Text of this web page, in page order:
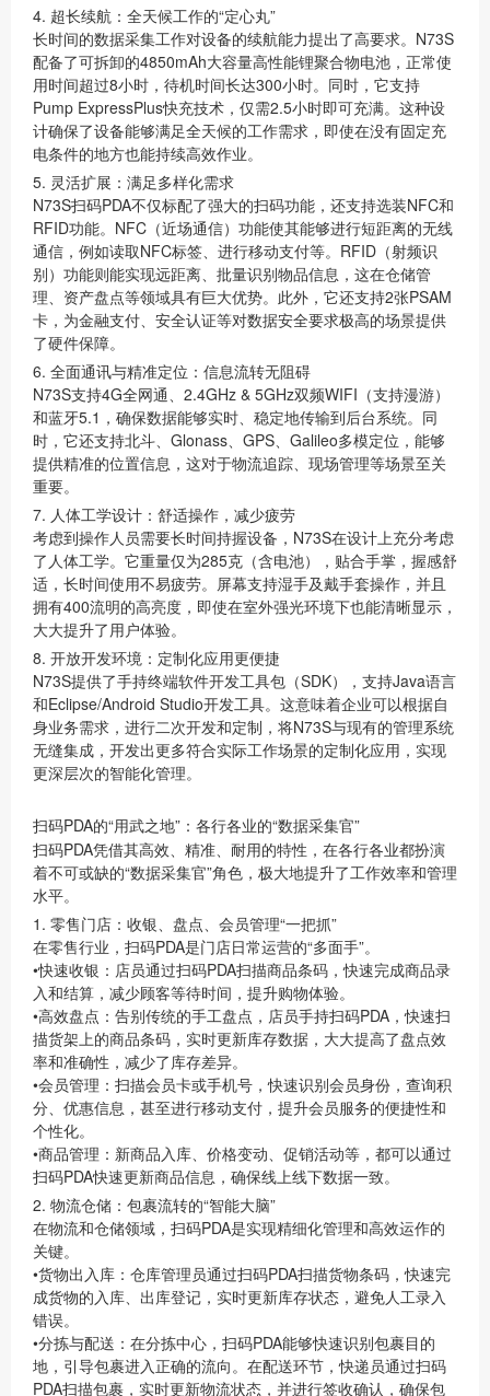
4. 超长续航：全天候工作的“定心丸”
长时间的数据采集工作对设备的续航能力提出了高要求。N73S
配备了可拆卸的4850mAh大容量高性能锂聚合物电池 ，正常使
用时间超过8小时，待机时间长达300小时。同时，它支持
Pump ExpressPlus快充技术 ，仅需2.5小时即可充满。这种设
计确保了设备能够满足全天候的工作需求，即使在没有固定充
电条件的地方也能持续高效作业。
5. 灵活扩展：满足多样化需求
N73S扫码PDA不仅标配了强大的扫码功能，还支持选装NFC和
RFID功能。NFC（近场通信）功能使其能够进行短距离的无线
通信，例如读取NFC标签、进行移动支付等。RFID（射频识
别）功能则能实现远距离、批量识别物品信息，这在仓储管
理、资产盘点等领域具有巨大优势。此外，它还支持2张PSAM
卡 ，为金融支付、安全认证等对数据安全要求极高的场景提供
了硬件保障。
6. 全面通讯与精准定位：信息流转无阻碍
N73S支持4G全网通、 2.4GHz & 5GHz双频WIFI（支持漫游）
和蓝牙5.1 ，确保数据能够实时、稳定地传输到后台系统。同
时，它还支持北斗、Glonass、GPS、Galileo多模定位 ，能够
提供精准的位置信息，这对于物流追踪、现场管理等场景至关
重要。
7. 人体工学设计：舒适操作，减少疲劳
考虑到操作人员需要长时间持握设备，N73S在设计上充分考虑
了人体工学。它重量仅为285克 （含电池），贴合手掌，握感舒
适，长时间使用不易疲劳。屏幕支持湿手及戴手套操作，并且
拥有400流明的高亮度 ，即使在室外强光环境下也能清晰显示，
大大提升了用户体验。
8. 开放开发环境：定制化应用更便捷
N73S提供了手持终端软件开发工具包（SDK）
，支持Java语言
和Eclipse/Android Studio开发工具。这意味着企业可以根据自
身业务需求，进行二次开发和定制，将N73S与现有的管理系统
无缝集成，开发出更多符合实际工作场景的定制化应用，实现
更深层次的智能化管理。
扫码PDA的“用武之地”：各行各业的“数据采集官”
扫码PDA凭借其高效、精准、耐用的特性，在各行各业都扮演
着不可或缺的“数据采集官”角色，极大地提升了工作效率和管理
水平。
1. 零售门店：收银、盘点、会员管理“一把抓”
在零售行业，扫码PDA是门店日常运营的“多面手”。
•快速收银 ：店员通过扫码PDA扫描商品条码，快速完成商品录
入和结算，减少顾客等待时间，提升购物体验。
•高效盘点 ：告别传统的手工盘点，店员手持扫码PDA，快速扫
描货架上的商品条码，实时更新库存数据，大大提高了盘点效
率和准确性，减少了库存差异。
•会员管理 ：扫描会员卡或手机号，快速识别会员身份，查询积
分、优惠信息，甚至进行移动支付，提升会员服务的便捷性和
个性化。
•商品管理 ：新商品入库、价格变动、促销活动等，都可以通过
扫码PDA快速更新商品信息，确保线上线下数据一致。
2. 物流仓储：包裹流转的“智能大脑”
在物流和仓储领域，扫码PDA是实现精细化管理和高效运作的
关键。
•货物出入库 ：仓库管理员通过扫码PDA扫描货物条码，快速完
成货物的入库、出库登记，实时更新库存状态，避免人工录入
错误。
•分拣与配送 ：在分拣中心，扫码PDA能够快速识别包裹目的
地，引导包裹进入正确的流向。在配送环节，快递员通过扫码
PDA扫描包裹，实时更新物流状态，并进行签收确认，确保包